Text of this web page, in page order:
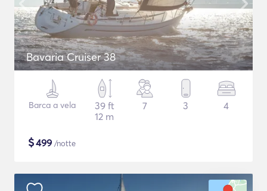
Bavaria Cruiser 38
Barca a vela
39 ft
12 m
7 3 4
$499 /notte